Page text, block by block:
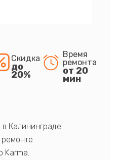
Скидка
до
20%
Время
ремонта
от 20
мин
Калининграде
Karma.